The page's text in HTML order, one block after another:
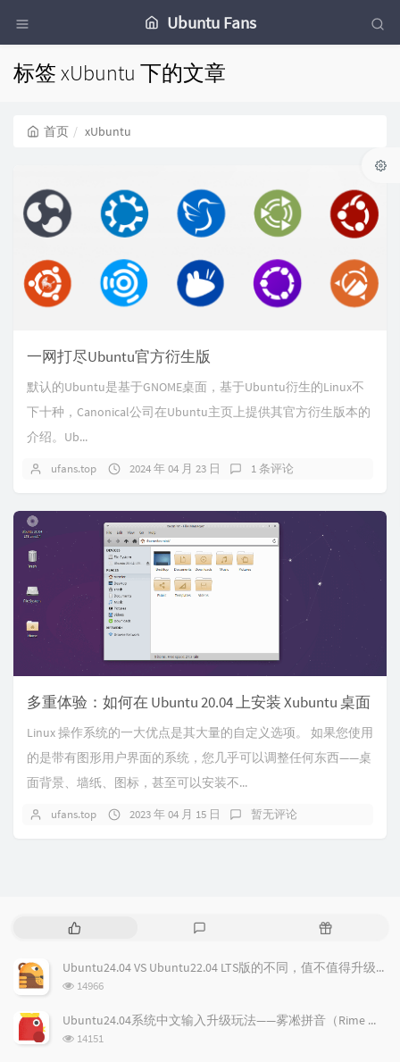
Ubuntu Fans
标签 xUbuntu 下的文章
首页 xUbuntu
一网打尽Ubuntu官方衍生版
默认的Ubuntu是基于GNOME桌面，基于Ubuntu衍生的Linux不
下十种，Canonical公司在Ubuntu主页上提供其官方衍生版本的
介绍。Ub...
ufans.top 2024 年 04 月 23 日 1 条评论
多重体验：如何在 Ubuntu 20.04 上安装 Xubuntu 桌面
Linux 操作系统的一大优点是其大量的自定义选项。 如果您使用
的是带有图形用户界面的系统，您几乎可以调整任何东西——桌
面背景、墙纸、图标，甚至可以安装不...
ufans.top 2023 年 04 月 15 日 暂无评论
热
章
评
随
文
章
Ubuntu24.04 VS Ubuntu22.04 LTS版的不同，值不值得升级？
浏
次
14966
Ubuntu24.04系统中文输入升级玩法——雾凇拼音（Rime 配置）
浏
14151